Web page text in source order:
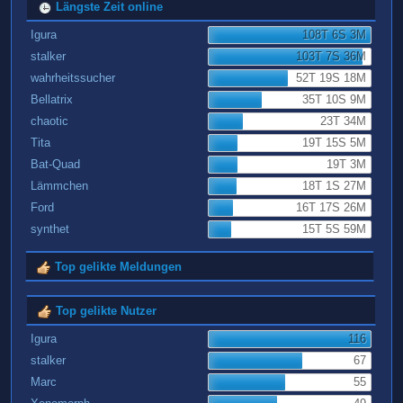
Längste Zeit online
Igura
108T 6S 3M
stalker
103T 7S 36M
wahrheitssucher
52T 19S 18M
Bellatrix
35T 10S 9M
chaotic
23T 34M
Tita
19T 15S 5M
Bat-Quad
19T 3M
Lämmchen
18T 1S 27M
Ford
16T 17S 26M
synthet
15T 5S 59M
Top gelikte Meldungen
Top gelikte Nutzer
Igura
116
stalker
67
Marc
55